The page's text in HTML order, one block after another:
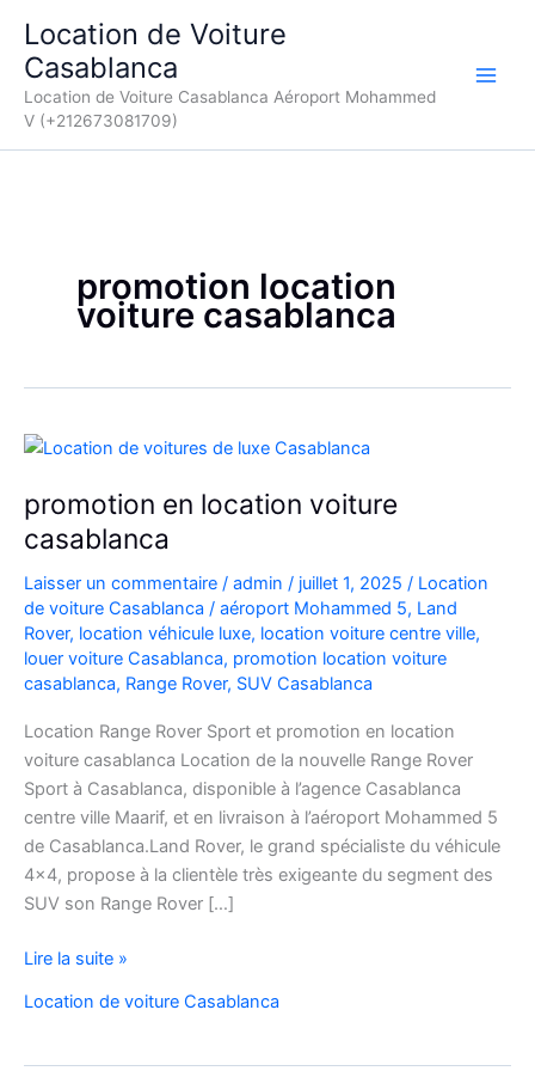
contenu
Location de Voiture
Casablanca
Location de Voiture Casablanca Aéroport Mohammed
V (+212673081709)
promotion location
voiture casablanca
promotion en location voiture
casablanca
Laisser un commentaire / admin / juillet 1, 2025 / Location
de voiture Casablanca / aéroport Mohammed 5, Land
Rover, location véhicule luxe, location voiture centre ville,
louer voiture Casablanca, promotion location voiture
casablanca, Range Rover, SUV Casablanca
Location Range Rover Sport et promotion en location
voiture casablanca Location de la nouvelle Range Rover
Sport à Casablanca, disponible à l’agence Casablanca
centre ville Maarif, et en livraison à l’aéroport Mohammed 5
de Casablanca.Land Rover, le grand spécialiste du véhicule
4×4, propose à la clientèle très exigeante du segment des
SUV son Range Rover […]
promotion
location
Lire la suite »
Location de voiture Casablanca